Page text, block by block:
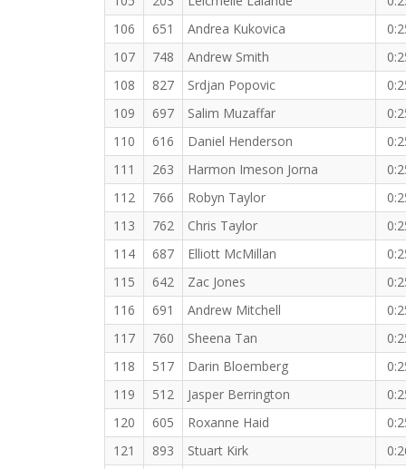
106
651 Andrea Kukovica
107
748 Andrew Smith
108
827 Srdjan Popovic
109
697 Salim Muzaffar
110
616 Daniel Henderson
111
263 Harmon Imeson Jorna
112
766 Robyn Taylor
113
762 Chris Taylor
114
687 Elliott McMillan
115
642 Zac Jones
116
691 Andrew Mitchell
117
760 Sheena Tan
118
517 Darin Bloemberg
119
512 Jasper Berrington
120
605 Roxanne Haid
121
893 Stuart Kirk